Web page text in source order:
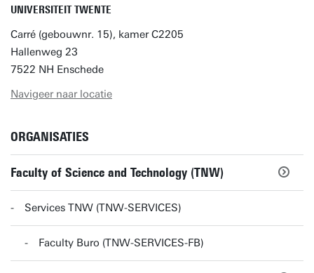
UNIVERSITEIT TWENTE
Carré (gebouwnr. 15), kamer C2205
Hallenweg 23
7522 NH Enschede
Navigeer naar locatie
ORGANISATIES
Faculty of Science and Technology (TNW)
Services TNW (TNW-SERVICES)
Faculty Buro (TNW-SERVICES-FB)